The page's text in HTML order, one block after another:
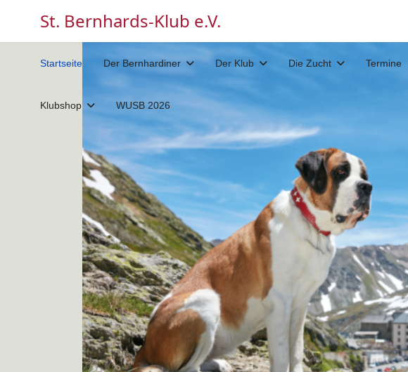
St. Bernhards-Klub e.V.
Startseite Der Bernhardiner Der Klub Die Zucht Termine
Klubshop WUSB 2026